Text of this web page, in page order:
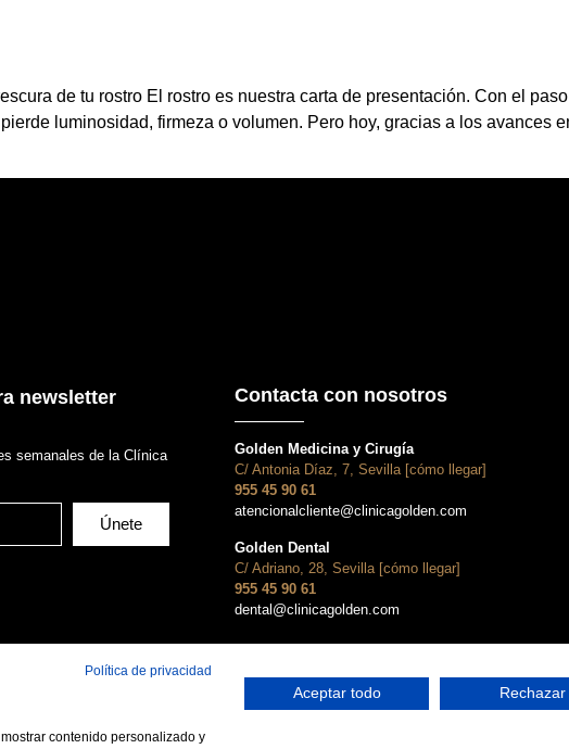
de tu rostro El rostro es nuestra carta de presentación. Con el
luminosidad, firmeza o volumen. Pero hoy, gracias a los avances
newsletter
semanales de la Clínica
Únete
Contacta con nosotros
Golden Medicina y Cirugía
C/ Antonia Díaz, 7, Sevilla [cómo llegar]
955 45 90 61
atencionalcliente@clinicagolden.com
Golden Dental
C/ Adriano, 28, Sevilla [cómo llegar]
955 45 90 61
dental@clinicagolden.com
Política de privacidad
contenido personalizado y
Aceptar todo Rechazar